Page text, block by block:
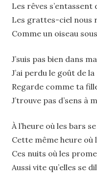
Les rêves
Les grattes-ciel nous
Comme un oiseau
J’suis pas bien dans
J’ai perdu le goût de
Regarde comme ta
J’trouve pas d’sens à
À l’heure où les bars
Cette même heure
Ces nuits où les
Aussi vite qu’elles se